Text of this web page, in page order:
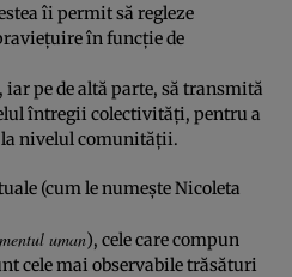
îi permit să regleze
în funcţie de
pe de altă parte, să transmită
întregii colectivităţi, pentru a
nivelul comunităţii.
(cum le numeşte Nicoleta
uman), cele care compun
cele mai observabile trăsături